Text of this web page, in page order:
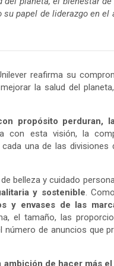
su papel de liderazgo en
reafirma su
la salud del
propósito perduran,
con esta visión, la
una de las
belleza y cuidado
y sostenible.
y envases de las
el tamaño, las
de anuncios que
ambición de hacer más